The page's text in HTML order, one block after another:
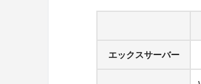
エックスサーバー